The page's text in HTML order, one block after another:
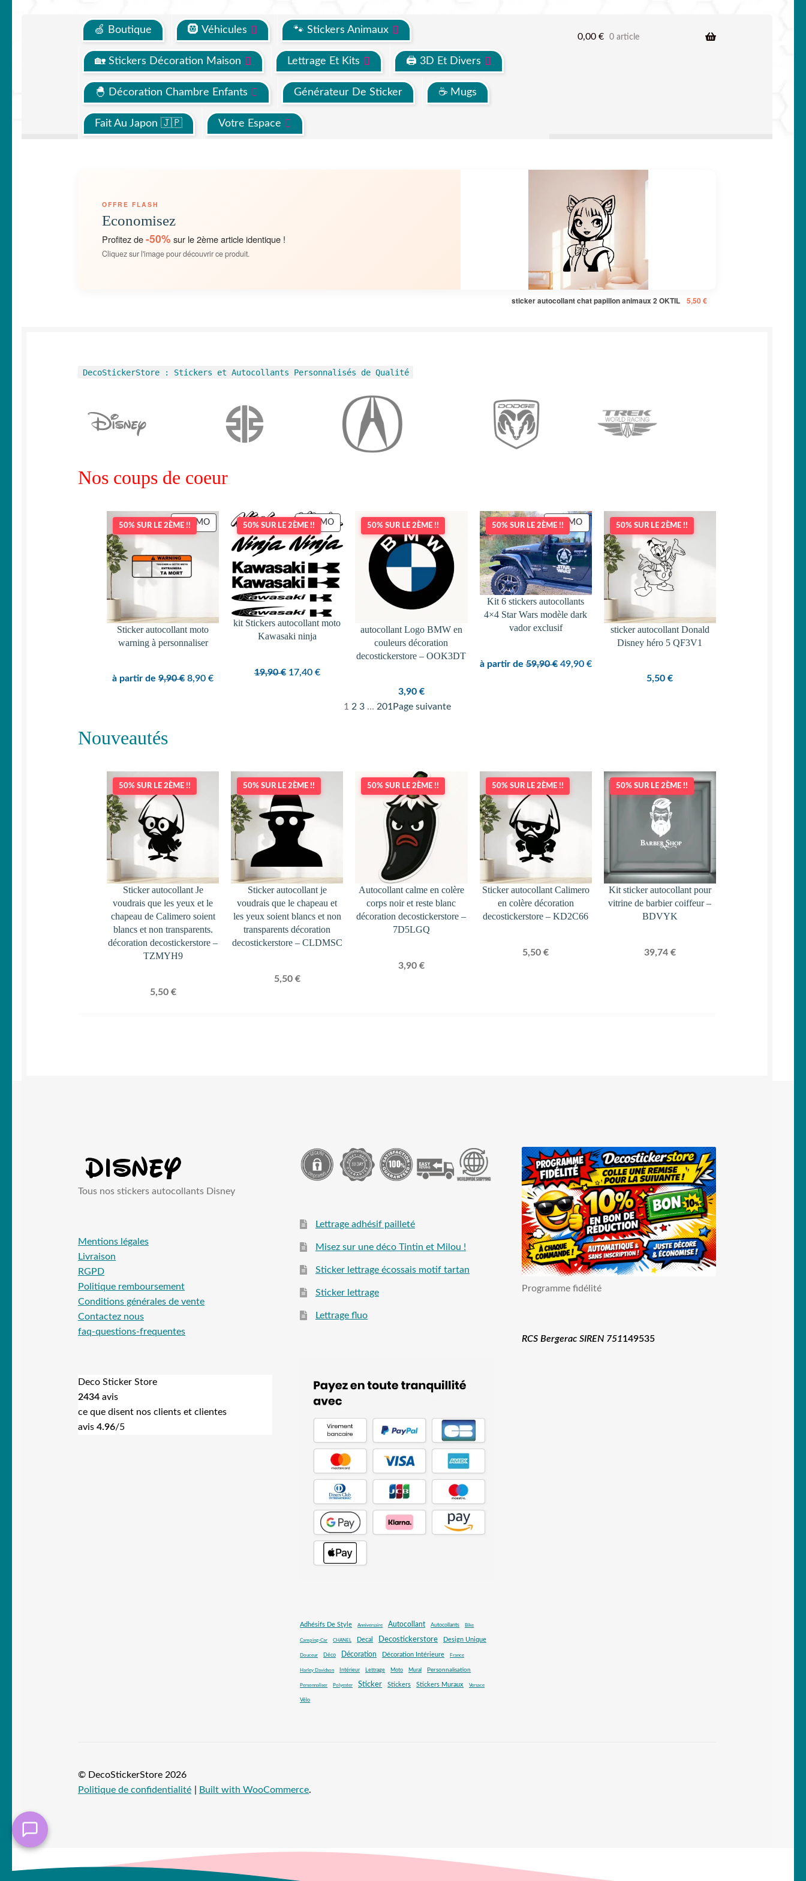
🍏 Boutique 🛞 Véhicules 🐾 Stickers Animaux
🏡 Stickers Décoration Maison Lettrage Et Kits 🖨 3D Et Divers
🐣 Décoration Chambre Enfants Générateur De Sticker ☕ Mugs
Fait Au Japon 🇯🇵 Votre Espace
0,00 € 0 article
OFFRE FLASH
Economisez
Profitez de-50%sur le 2ème article identique !
Cliquez sur l'image pour découvrir ce produit.
sticker autocollant chat papillon animaux 2 OKTIL 5,50 €
DecoStickerStore : Stickers et Autocollants Personnalisés de Qualité
Nos coups de coeur
50% SUR LE 2ÈME !!PROMOPRODUIT
PROMOTION
Sticker autocollant moto
warning à personnaliser
à partir de9,90€ Le
8,90€Le
50% SUR LE 2ÈME !!PROMOPRODUIT
PROMOTION
kit Stickers autocollant moto
Kawasaki ninja
19,90€ Le
17,40 €Le
actuel
50% SUR LE 2ÈME !!
autocollant Logo BMW en
couleurs décoration
decostickerstore – OOK3DT
3,90 €
50% SUR LE 2ÈME !!PROMOPRODUIT
EN
PROMOTION
Kit 6 stickers autocollants
4×4 Star Wars modèle dark
vador exclusif
à partir de59,90€ Le
49,90 €Le
50% SUR LE 2ÈME !!
sticker autocollant Donald
Disney héro 5 QF3V1
5,50€
1 2 3 … 201Page suivante
Nouveautés
50% SUR LE 2ÈME !!
Sticker autocollant Je
voudrais que les yeux et le
chapeau de Calimero soient
blancs et non transparents.
décoration decostickerstore –
TZMYH9
5,50 €
50% SUR LE 2ÈME !!
Sticker autocollant je
voudrais que le chapeau et
les yeux soient blancs et non
transparents décoration
decostickerstore – CLDMSC
5,50 €
50% SUR LE 2ÈME !!
Autocollant calme en colère
corps noir et reste blanc
décoration decostickerstore –
7D5LGQ
3,90 €
50% SUR LE 2ÈME !!
Sticker autocollant Calimero
en colère décoration
decostickerstore – KD2C66
5,50€
50% SUR LE 2ÈME !!
Kit sticker autocollant pour
vitrine de barbier coiffeur –
BDVYK
39,74 €
Tous nos stickers autocollants Disney
Mentions légales
Livraison
RGPD
Politique remboursement
Conditions générales de vente
Contactez nous
faq-questions-frequentes
Deco Sticker Store
2434 avis
ce que disent nos clients et clientes
avis4.96/5
Lettrage adhésif pailleté
Misez sur une déco Tintin et Milou !
Sticker lettrage écossais motif tartan
Sticker lettrage
Lettrage fluo
Adhésifs De Style Anniversaire Autocollant Autocollants Bike
Camping-Car CHANEL Decal Decostickerstore Design Unique
Douceur Déco Décoration Décoration Intérieure France
Harley Davidson Intérieur Lettrage Moto Mural Personnalisation
Personnaliser Polyester Sticker Stickers Stickers Muraux Versace
Vélo
Programme fidélité
RCS Bergerac SIREN 751149535
© DecoStickerStore 2026
Politique de confidentialité
Built with WooCommerce.